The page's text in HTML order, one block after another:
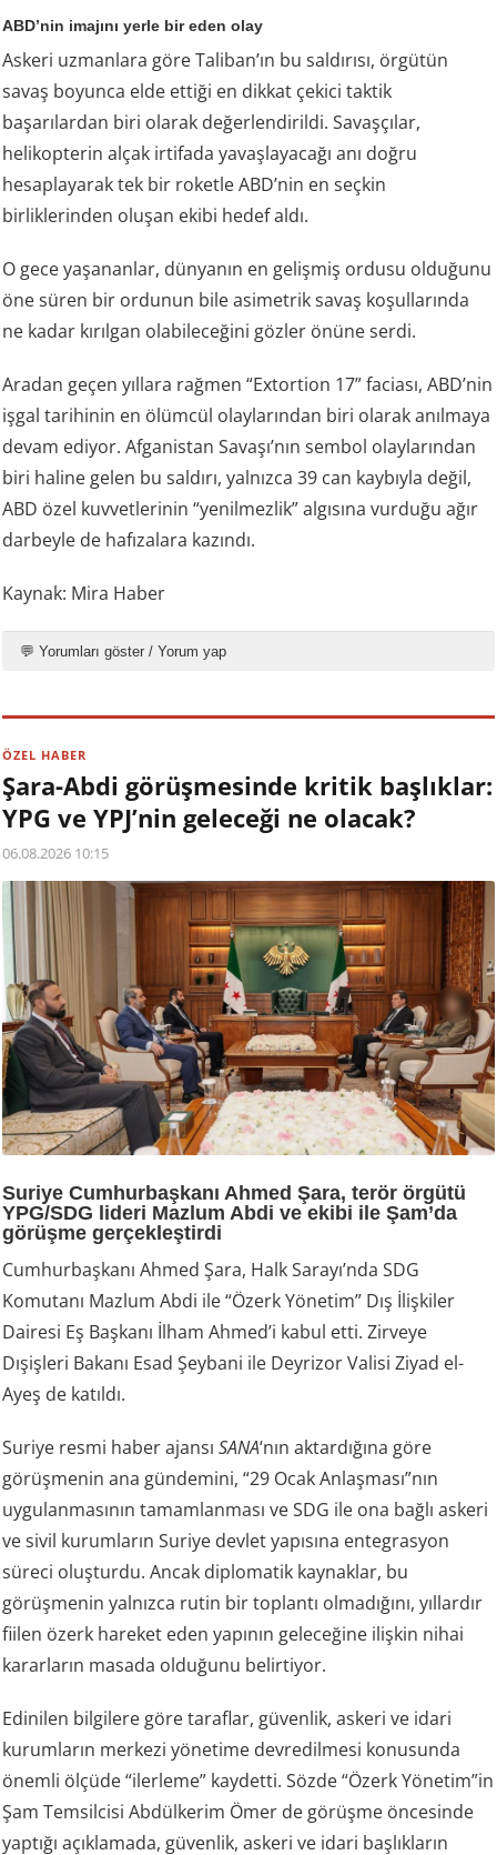
ABD’nin imajını yerle bir eden olay
Askeri uzmanlara göre Taliban’ın bu saldırısı, örgütün
savaş boyunca elde ettiği en dikkat çekici taktik
başarılardan biri olarak değerlendirildi. Savaşçılar,
helikopterin alçak irtifada yavaşlayacağı anı doğru
hesaplayarak tek bir roketle ABD’nin en seçkin
birliklerinden oluşan ekibi hedef aldı.
O gece yaşananlar, dünyanın en gelişmiş ordusu olduğunu
öne süren bir ordunun bile asimetrik savaş koşullarında
ne kadar kırılgan olabileceğini gözler önüne serdi.
Aradan geçen yıllara rağmen “Extortion 17” faciası, ABD’nin
işgal tarihinin en ölümcül olaylarından biri olarak anılmaya
devam ediyor. Afganistan Savaşı’nın sembol olaylarından
biri haline gelen bu saldırı, yalnızca 39 can kaybıyla değil,
ABD özel kuvvetlerinin “yenilmezlik” algısına vurduğu ağır
darbeyle de hafızalara kazındı.
Kaynak: Mira Haber
💬 Yorumları göster / Yorum yap
ÖZEL HABER
Şara-Abdi görüşmesinde kritik başlıklar:
YPG ve YPJ’nin geleceği ne olacak?
06.08.2026 10:15
Suriye Cumhurbaşkanı Ahmed Şara, terör örgütü
YPG/SDG lideri Mazlum Abdi ve ekibi ile Şam’da
görüşme gerçekleştirdi
Cumhurbaşkanı Ahmed Şara, Halk Sarayı’nda SDG
Komutanı Mazlum Abdi ile “Özerk Yönetim” Dış İlişkiler
Dairesi Eş Başkanı İlham Ahmed’i kabul etti. Zirveye
Dışişleri Bakanı Esad Şeybani ile Deyrizor Valisi Ziyad el-
Ayeş de katıldı.
Suriye resmi haber ajansıSANA‘nın aktardığına göre
görüşmenin ana gündemini, “29 Ocak Anlaşması”nın
uygulanmasının tamamlanması ve SDG ile ona bağlı askeri
ve sivil kurumların Suriye devlet yapısına entegrasyon
süreci oluşturdu. Ancak diplomatik kaynaklar, bu
görüşmenin yalnızca rutin bir toplantı olmadığını, yıllardır
fiilen özerk hareket eden yapının geleceğine ilişkin nihai
kararların masada olduğunu belirtiyor.
Edinilen bilgilere göre taraflar, güvenlik, askeri ve idari
kurumların merkezi yönetime devredilmesi konusunda
önemli ölçüde “ilerleme” kaydetti. Sözde “Özerk Yönetim”in
Şam Temsilcisi Abdülkerim Ömer de görüşme öncesinde
yaptığı açıklamada, güvenlik, askeri ve idari başlıkların